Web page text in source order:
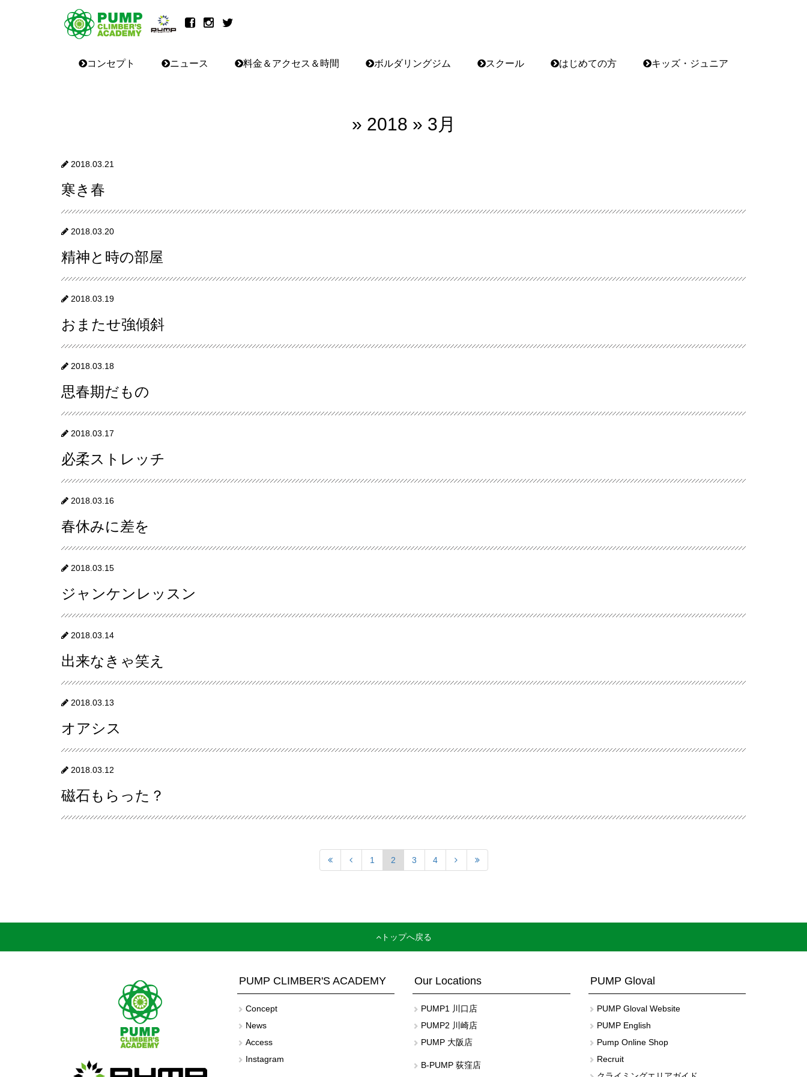
コンセプト ニュース 料金＆アクセス＆時間 ボルダリングジム スクール はじめての方 キッズ・ジュニア
» 2018 » 3月
2018.03.21
寒き春
2018.03.20
精神と時の部屋
2018.03.19
おまたせ強傾斜
2018.03.18
思春期だもの
2018.03.17
必柔ストレッチ
2018.03.16
春休みに差を
2018.03.15
ジャンケンレッスン
2018.03.14
出来なきゃ笑え
2018.03.13
オアシス
2018.03.12
磁石もらった？
1 2 3 4
トップへ戻る
PUMP CLIMBER'S ACADEMY
Concept
News
Access
Instagram
Our Locations
PUMP1 川口店
PUMP2 川崎店
PUMP 大阪店
B-PUMP 荻窪店
PUMP Gloval
PUMP Gloval Website
PUMP English
Pump Online Shop
Recruit